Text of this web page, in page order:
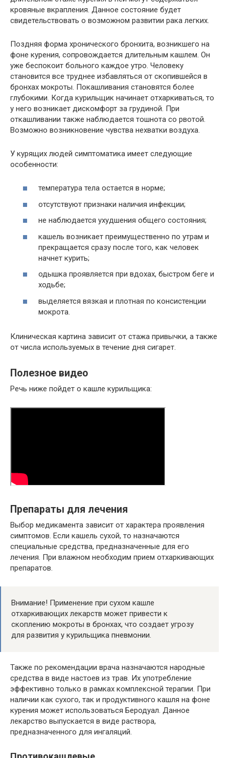
кровяные вкрапления. Данное состояние будет
свидетельствовать о возможном развитии рака легких.
Поздняя форма хронического бронхита, возникшего на
фоне курения, сопровождается длительным кашлем. Он
уже беспокоит больного каждое утро. Человеку
становится все труднее избавляться от скопившейся в
бронхах мокроты. Покашливания становятся более
глубокими. Когда курильщик начинает отхаркиваться, то
у него возникает дискомфорт за грудиной. При
откашливании также наблюдается тошнота со рвотой.
Возможно возникновение чувства нехватки воздуха.
У курящих людей симптоматика имеет следующие
особенности:
температура тела остается в норме;
отсутствуют признаки наличия инфекции;
не наблюдается ухудшения общего состояния;
кашель возникает преимущественно по утрам и
прекращается сразу после того, как человек
начнет курить;
одышка проявляется при вдохах, быстром беге и
ходьбе;
выделяется вязкая и плотная по консистенции
мокрота.
Клиническая картина зависит от стажа привычки, а также
от числа используемых в течение дня сигарет.
Полезное видео
Речь ниже пойдет о кашле курильщика:
Препараты для лечения
Выбор медикамента зависит от характера проявления
симптомов. Если кашель сухой, то назначаются
специальные средства, предназначенные для его
лечения. При влажном необходим прием отхаркивающих
препаратов.
Внимание! Применение при сухом кашле
отхаркивающих лекарств может привести к
скоплению мокроты в бронхах, что создает угрозу
для развития у курильщика пневмонии.
Также по рекомендации врача назначаются народные
средства в виде настоев из трав. Их употребление
эффективно только в рамках комплексной терапии. При
наличии как сухого, так и продуктивного кашля на фоне
курения может использоваться Беродуал. Данное
лекарство выпускается в виде раствора,
предназначенного для ингаляций.